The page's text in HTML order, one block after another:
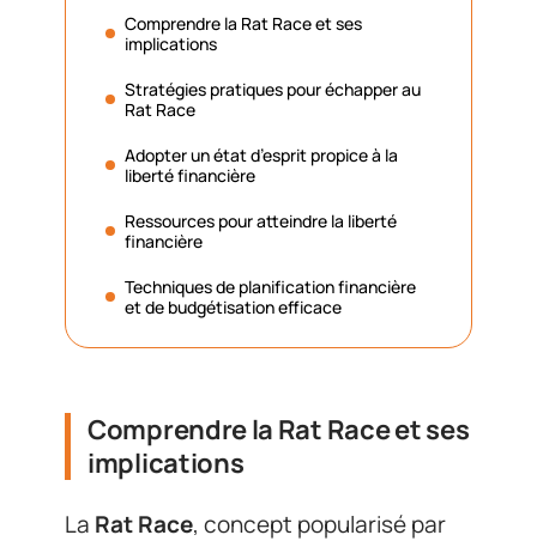
Comprendre la Rat Race et ses
implications
Stratégies pratiques pour échapper au
Rat Race
Adopter un état d’esprit propice à la
liberté financière
Ressources pour atteindre la liberté
financière
Techniques de planification financière
et de budgétisation efficace
Comprendre la Rat Race et ses
implications
La Rat Race, concept popularisé par